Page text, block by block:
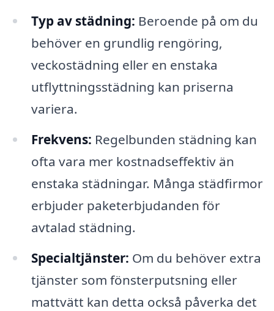
Typ av städning: Beroende på om du
behöver en grundlig rengöring,
veckostädning eller en enstaka
utflyttningsstädning kan priserna
variera.
Frekvens: Regelbunden städning kan
ofta vara mer kostnadseffektiv än
enstaka städningar. Många städfirmor
erbjuder paketerbjudanden för
avtalad städning.
Specialtjänster: Om du behöver extra
tjänster som fönsterputsning eller
mattvätt kan detta också påverka det